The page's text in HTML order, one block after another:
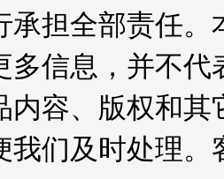
承担全部责任
多信息，并不
内容、版权和
们及时处理。